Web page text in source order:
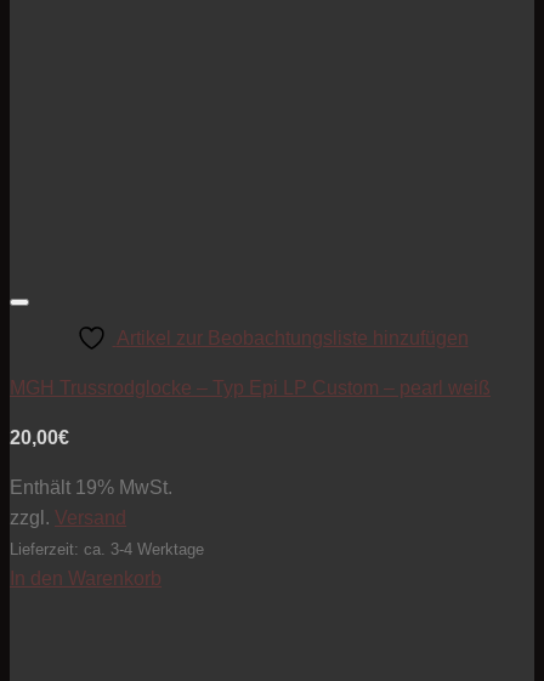
Artikel zur Beobachtungsliste hinzufügen
MGH Trussrodglocke – Typ Epi LP Custom – pearl weiß
20,00€
Enthält 19% MwSt.
zzgl. Versand
Lieferzeit: ca. 3-4 Werktage
In den Warenkorb